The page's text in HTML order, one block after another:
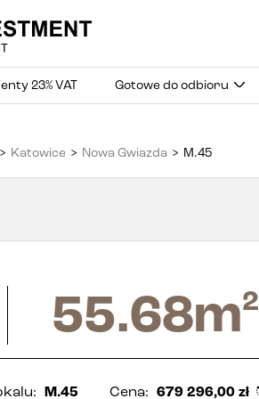
23% VAT Gotowe do odbioru
> Katowice > Nowa Gwiazda > M.45
55.68m2
: M.45 Cena: 679 296,00 zł